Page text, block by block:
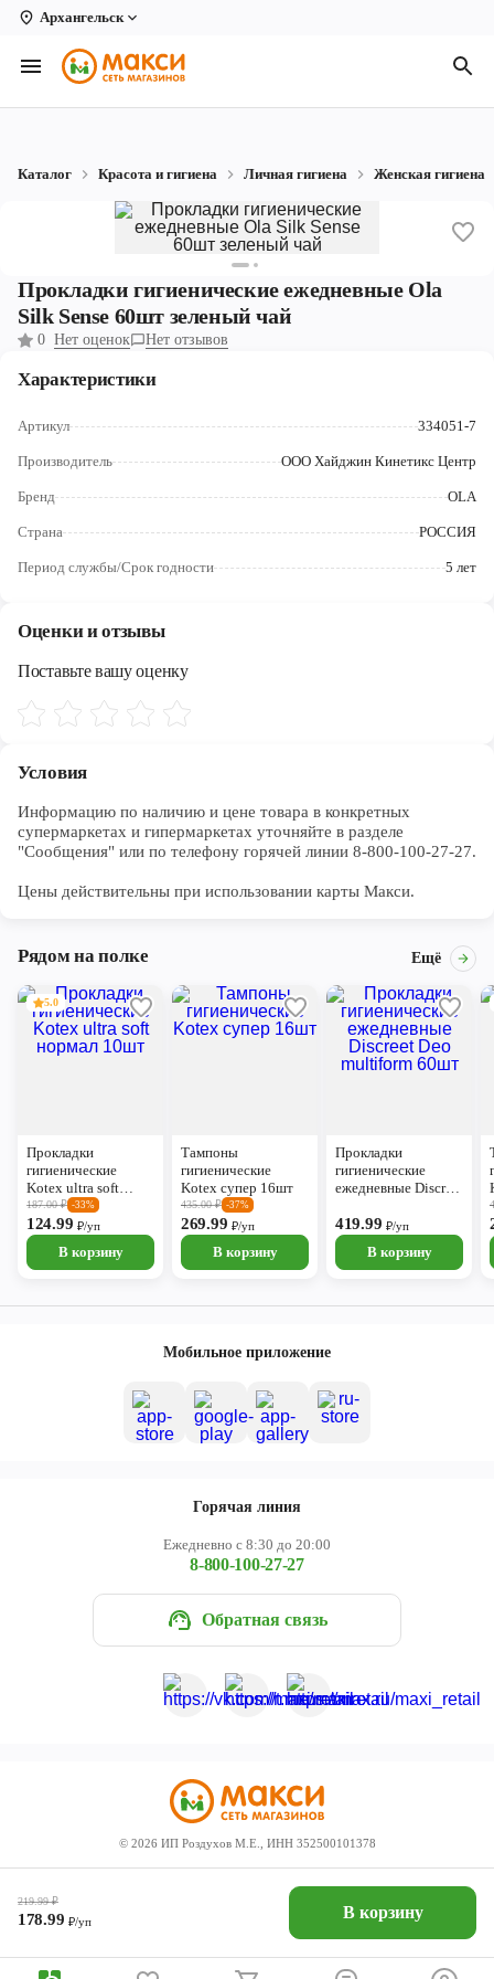
Архангельск
Вологда
Архангельск
Коряжма
Котлас
Новодвинск
Северодвинск
Череповец
Каталог Красота и гигиена Личная гигиена Женская гигиена
Прокладки гигиенические ежедневные Ola
Silk Sense 60шт зеленый чай
0 Нет оценок Нет отзывов
219.99₽
178.99 ₽/уп В корзину
Характеристики
Артикул 334051-7
Производитель ООО Хайджин Кинетикс Центр
Бренд OLA
Страна РОССИЯ
Период службы/Срок годности 5 лет
Оценки и отзывы
Поставьте вашу оценку
Условия
Информацию по наличию и цене товара в конкретных
супермаркетах и гипермаркетах уточняйте в разделе
"Сообщения" или по телефону горячей линии 8-800-100-27-27.
Цены действительны при использовании карты Макси.
Рядом на полке Ещё
5.0
Прокладки
гигиенические
Kotex ultra soft
нормал 10шт
187.00₽ -33%
124.99 ₽/уп
В корзину
Тампоны
гигиенические
Kotex супер 16шт
435.00₽ -37%
269.99 ₽/уп
В корзину
Прокладки
гигиенические
ежедневные Discreet
419.99 ₽/уп
В корзину
Мобильное приложение
Горячая линия
Ежедневно с 8:30 до 20:00
8-800-100-27-27
Обратная связь
© 2026 ИП Роздухов М.Е., ИНН 352500101378